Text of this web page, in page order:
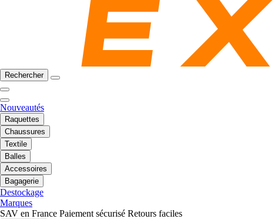
Rechercher
Nouveautés
Raquettes
Chaussures
Textile
Balles
Accessoires
Bagagerie
Destockage
Marques
SAV en France Paiement sécurisé Retours faciles